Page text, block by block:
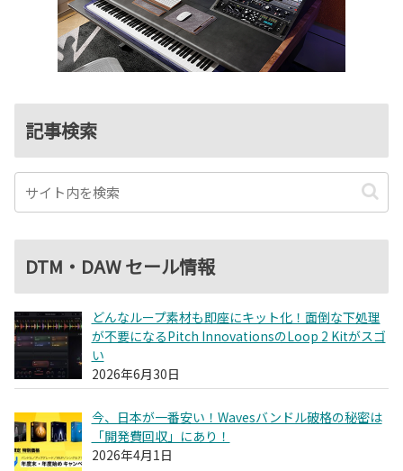
記事検索
DTM・DAW セール情報
どんなループ素材も即座にキット化！面倒な下処理
が不要になるPitch InnovationsのLoop 2 Kitがスゴ
い
2026年6月30日
今、日本が一番安い！Wavesバンドル破格の秘密は
「開発費回収」にあり！
2026年4月1日